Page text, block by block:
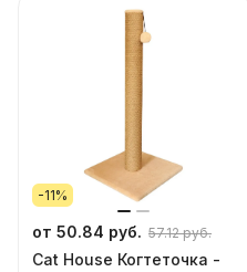
-11%
от 50.84 руб. 57.12 руб.
Cat House Когтеточка -